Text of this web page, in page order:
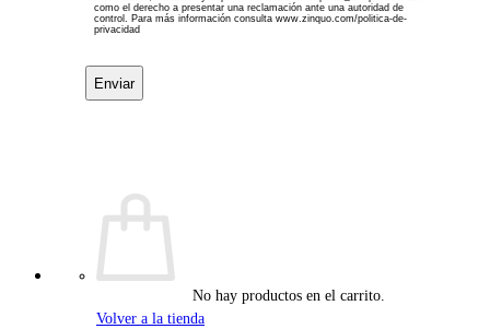
carácter
personal
nos
proporciones
como
responsable
de
esta
web.
finalidad
como el derecho a presentar una reclamación ante una autoridad de
control. Para más información consulta www.zinquo.com/politica-de-
privacidad
No hay productos en el carrito.
Volver a la tienda